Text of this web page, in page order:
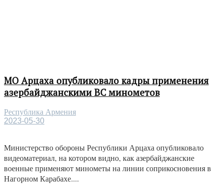
МО Арцаха опубликовало кадры применения
азербайджанскими ВС минометов
Республика Армения
2023-05-30
Министерство обороны Республики Арцаха опубликовало
видеоматериал, на котором видно, как азербайджанские
военные применяют минометы на линии соприкосновения в
Нагорном Карабахе....